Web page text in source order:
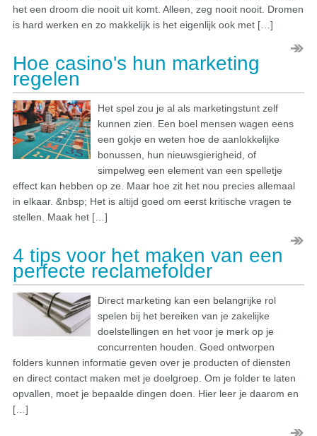
het een droom die nooit uit komt. Alleen, zeg nooit nooit. Dromen
is hard werken en zo makkelijk is het eigenlijk ook met […]
Hoe casino's hun marketing
regelen
Het spel zou je al als marketingstunt zelf
kunnen zien. Een boel mensen wagen eens
een gokje en weten hoe de aanlokkelijke
bonussen, hun nieuwsgierigheid, of
simpelweg een element van een spelletje
effect kan hebben op ze. Maar hoe zit het nou precies allemaal
in elkaar. &nbsp; Het is altijd goed om eerst kritische vragen te
stellen. Maak het […]
4 tips voor het maken van een
perfecte reclamefolder
Direct marketing kan een belangrijke rol
spelen bij het bereiken van je zakelijke
doelstellingen en het voor je merk op je
concurrenten houden. Goed ontworpen
folders kunnen informatie geven over je producten of diensten
en direct contact maken met je doelgroep. Om je folder te laten
opvallen, moet je bepaalde dingen doen. Hier leer je daarom en
[…]